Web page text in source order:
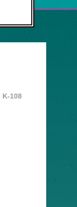
K-108